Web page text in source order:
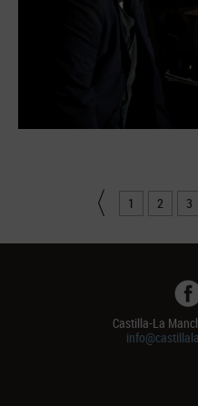
1 2 3
Castilla-La